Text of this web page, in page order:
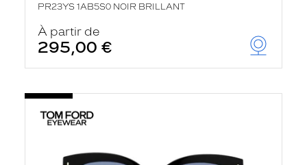
PR23YS 1AB5S0 NOIR BRILLANT
À partir de
295,00 €